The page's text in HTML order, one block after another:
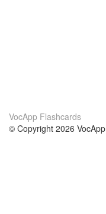
VocApp Flashcards
© Copyright 2026 VocApp